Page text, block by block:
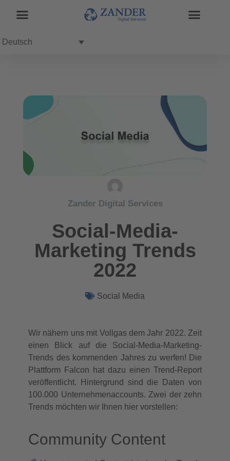
Deutsch
Zander Digital Services
Social-Media-
Marketing Trends
2022
Social Media
Wir nähern uns mit Vollgas dem Jahr 2022. Zeit
einen Blick auf die Social-Media-Marketing-
Trends des kommenden Jahres zu werfen! Die
Plattform Falcon hat dazu einen Trend-Report
veröffentlicht. Hintergrund sind die Daten von
100.000 Unternehmenaccounts. Zwei der zehn
Trends möchten wir Ihnen hier vorstellen:
Community Content